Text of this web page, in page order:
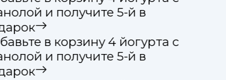
и получите 5-й в
в корзину 4 йогурта с
и получите 5-й в